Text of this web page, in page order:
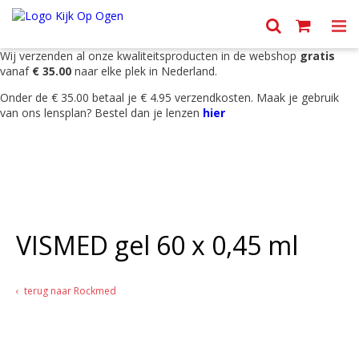
Wij verzenden al onze kwaliteitsproducten in de webshop gratis
vanaf € 35.00 naar elke plek in Nederland.
Onder de € 35.00 betaal je € 4.95 verzendkosten. Maak je gebruik
van ons lensplan? Bestel dan je lenzen hier
VISMED gel 60 x 0,45 ml
terug naar Rockmed